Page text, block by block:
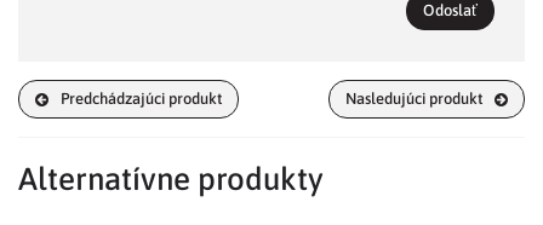
Odoslať
Predchádzajúci produkt Nasledujúci produkt
Alternatívne produkty